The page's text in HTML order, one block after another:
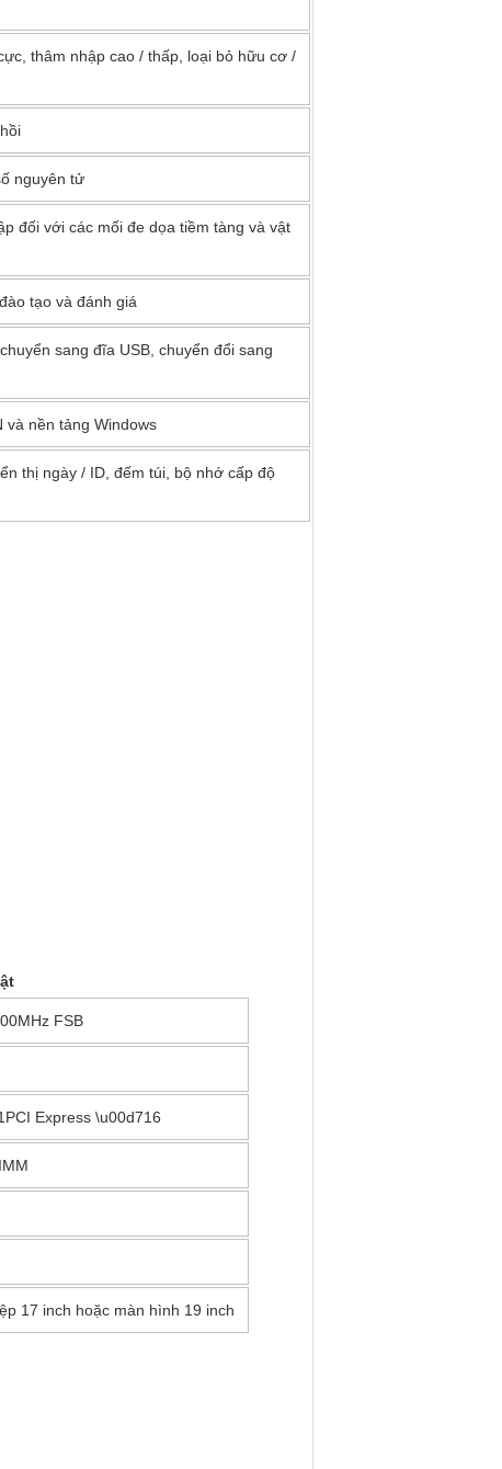
thâm nhập cao / thấp, loại bỏ hữu cơ /
nguyên tử
đối với các mối đe dọa tiềm tàng và vật
tạo và đánh giá
sang đĩa USB, chuyển đổi sang
và nền tảng Windows
thị ngày / ID, đếm túi, bộ nhớ cấp độ
FSB
Express \u00d716
17 inch hoặc màn hình 19 inch